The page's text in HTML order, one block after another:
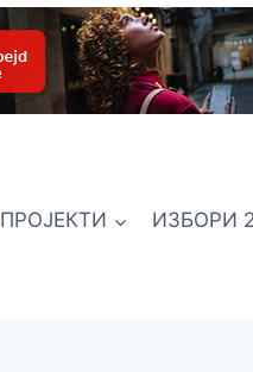
ПРОЈЕКТИ ИЗБОРИ